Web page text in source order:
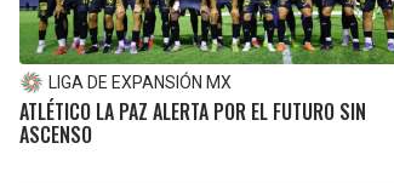
LIGA DE EXPANSIÓN MX
ATLÉTICO LA PAZ ALERTA POR EL FUTURO SIN
ASCENSO